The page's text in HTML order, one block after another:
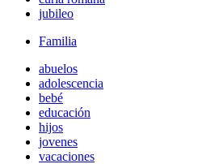
jubileo
Familia
abuelos
adolescencia
bebé
educación
hijos
jovenes
vacaciones